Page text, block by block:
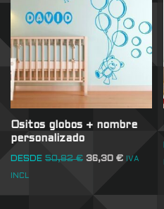
Ositos globos + nombre
personalizado
DESDE 50,82€ 36,30 € IVA
INCL